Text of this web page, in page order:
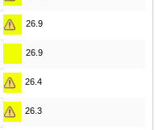
26.9
26.9
26.4
26.3